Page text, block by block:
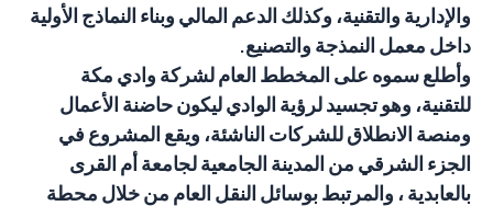
والإدارية والتقنية، وكذلك الدعم المالي وبناء النماذج الأولية
داخل معمل النمذجة والتصنيع.
وأطلع سموه على المخطط العام لشركة وادي مكة
للتقنية، وهو تجسيد لرؤية الوادي ليكون حاضنة الأعمال
ومنصة الانطلاق للشركات الناشئة، ويقع المشروع في
الجزء الشرقي من المدينة الجامعية لجامعة أم القرى
بالعابدية ، والمرتبط بوسائل النقل العام من خلال محطة